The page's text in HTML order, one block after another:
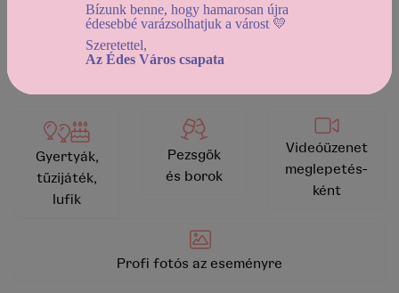
vissza a kínálathoz
Gyertyák,
tűzijáték,
lufik
Pezsgők
és borok
Videóüzenet
meglepetés-
ként
Profi fotós az eseményre
Bízunk benne, hogy hamarosan újra
édesebbé varázsolhatjuk a várost 💛
Szeretettel,
Az Édes Város csapata